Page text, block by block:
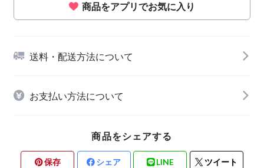
商品をアプリでお気に入り
送料・配送方法について
お支払い方法について
商品をシェアする
保存 シェア LINE ツイート